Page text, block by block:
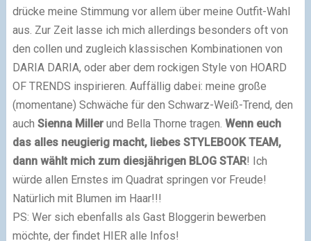
drücke meine Stimmung vor allem über meine Outfit-Wahl
aus. Zur Zeit lasse ich mich allerdings besonders oft von
den collen und zugleich klassischen Kombinationen von
DARIA DARIA, oder aber dem rockigen Style von HOARD
OF TRENDS inspirieren. Auffällig dabei: meine große
(momentane) Schwäche für den Schwarz-Weiß-Trend, den
auch Sienna Millerund Bella Thorne tragen. Wenn euch
das alles neugierig macht, liebes STYLEBOOK TEAM,
dann wählt mich zum diesjährigen BLOG STAR! Ich
würde allen Ernstes im Quadrat springen vor Freude!
Natürlich mit Blumen im Haar!!!
PS: Wer sich ebenfalls als Gast Bloggerin bewerben
möchte, der findet HIER alle Infos!